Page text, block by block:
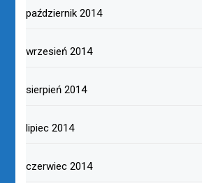
październik 2014
wrzesień 2014
sierpień 2014
lipiec 2014
czerwiec 2014